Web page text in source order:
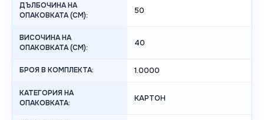
ДЪЛБОЧИНА НА
ОПАКОВКАТА (CM):
50
ВИСОЧИНА НА
ОПАКОВКАТА (СМ):
40
БРОЯ В КОМПЛЕКТА: 1.0000
КАТЕГОРИЯ НА
ОПАКОВКАТА:
КАРТОН